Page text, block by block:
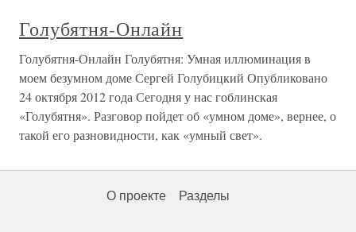
Голубятня-Онлайн
Голубятня-Онлайн Голубятня: Умная иллюминация в
моем безумном доме Сергей Голубицкий Опубликовано
24 октября 2012 года Сегодня у нас гоблинская
«Голубятня». Разговор пойдет об «умном доме», вернее, о
такой его разновидности, как «умный свет».
О проекте Разделы